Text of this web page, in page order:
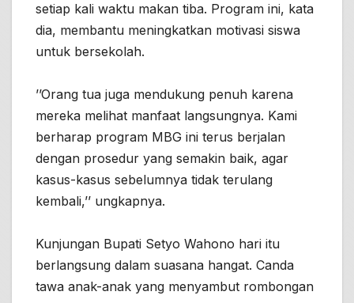
setiap kali waktu makan tiba. Program ini, kata
dia, membantu meningkatkan motivasi siswa
untuk bersekolah.
’’Orang tua juga mendukung penuh karena
mereka melihat manfaat langsungnya. Kami
berharap program MBG ini terus berjalan
dengan prosedur yang semakin baik, agar
kasus-kasus sebelumnya tidak terulang
kembali,’’ ungkapnya.
Kunjungan Bupati Setyo Wahono hari itu
berlangsung dalam suasana hangat. Canda
tawa anak-anak yang menyambut rombongan